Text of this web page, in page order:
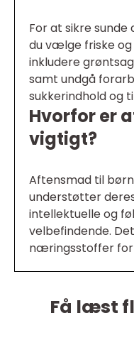
For at sikre
du vælge friske
inkludere
samt undgå
sukkerindhold og
Hvorfor er
vigtigt?
Aftensmad til
understøtter
intellektuelle og
velbefindende.
næringsstoffer for
Få læst